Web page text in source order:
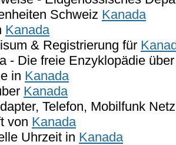
Schweiz Kanada
Kanada
& Registrierung für
- Die freie Enzyklopädie
in Kanada
Kanada
Telefon, Mobilfunk
von Kanada
Uhrzeit in Kanada